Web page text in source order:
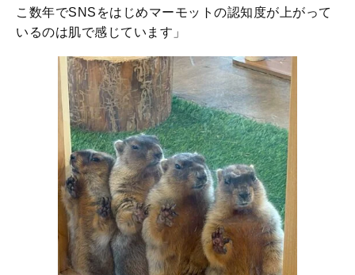
こ数年でSNSをはじめマーモットの認知度が上がって
いるのは肌で感じています」